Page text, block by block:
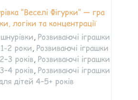
“Веселі Фігурки” — гра
логіки та концентрації
Розвиваючі іграшки
2 роки Розвиваючі іграшки
років, Розвиваючі іграшки
років, Розвиваючі іграшки
дітей 4–5+ років